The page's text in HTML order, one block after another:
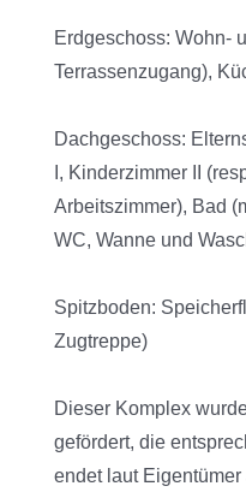
Erdgeschoss: Wohn-
Terrassenzugang),
Dachgeschoss:
I, Kinderzimmer II
Arbeitszimmer), Bad
WC, Wanne und
Spitzboden:
Zugtreppe)
Dieser Komplex
gefördert, die
endet laut